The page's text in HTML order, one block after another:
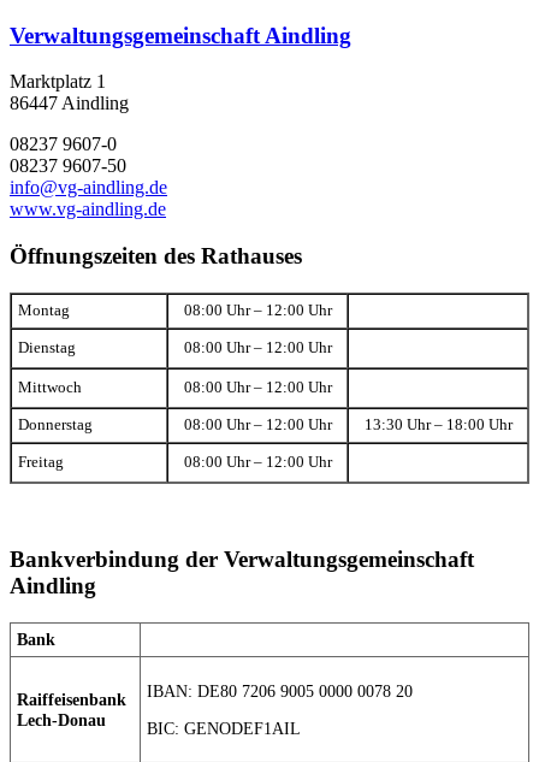
Verwaltungsgemeinschaft Aindling
Marktplatz 1
86447 Aindling
08237 9607-0
08237 9607-50
info@vg-aindling.de
www.vg-aindling.de
Öffnungszeiten des Rathauses
Montag 08:00 Uhr – 12:00 Uhr
Dienstag 08:00 Uhr – 12:00 Uhr
Mittwoch 08:00 Uhr – 12:00 Uhr
Donnerstag 08:00 Uhr – 12:00 Uhr 13:30 Uhr – 18:00 Uhr
Freitag 08:00 Uhr – 12:00 Uhr
Bankverbindung der Verwaltungsgemeinschaft
Aindling
Bank
Raiffeisenbank
Lech-Donau
IBAN: DE80 7206 9005 0000 0078 20
BIC: GENODEF1AIL